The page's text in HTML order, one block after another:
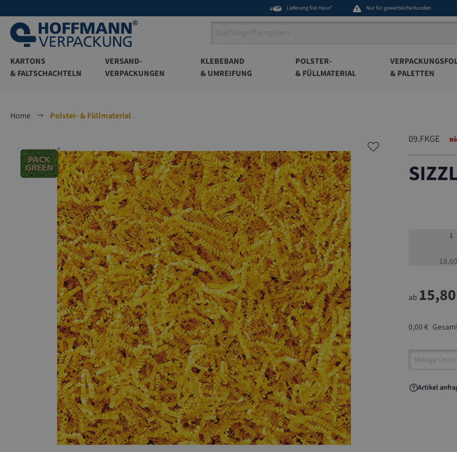
Lieferung frei Haus* Nur für gewerbliche Kunden
KARTONS
& FALTSCHACHTELN
VERSAND-
VERPACKUNGEN
KLEBEBAND
& UMREIFUNG
POLSTER-
& FÜLLMATERIAL
& PALETTEN
Home
Polster- & Füllmaterial
09.FKGE
1
ab
0,00 €
Artikel
Artikel